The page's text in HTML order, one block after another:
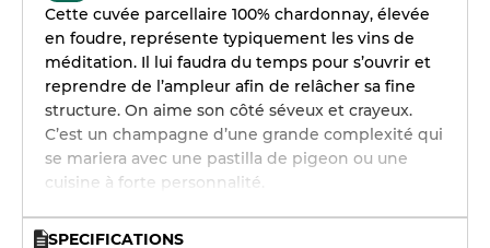
Cette cuvée parcellaire 100% chardonnay, élevée
en foudre, représente typiquement les vins de
méditation. Il lui faudra du temps pour s’ouvrir et
reprendre de l’ampleur afin de relâcher sa fine
structure. On aime son côté séveux et crayeux.
C’est un champagne d’une grande complexité qui
se mariera avec une pastilla de pigeon ou une
cuisine à forte personnalité.
SPECIFICATIONS